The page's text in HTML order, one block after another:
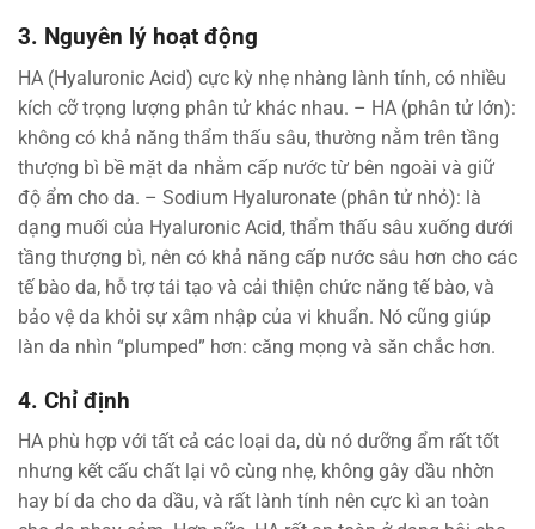
3. Nguyên lý hoạt động
HA (Hyaluronic Acid) cực kỳ nhẹ nhàng lành tính, có nhiều
kích cỡ trọng lượng phân tử khác nhau. – HA (phân tử lớn):
không có khả năng thẩm thấu sâu, thường nằm trên tầng
thượng bì bề mặt da nhằm cấp nước từ bên ngoài và giữ
độ ẩm cho da. – Sodium Hyaluronate (phân tử nhỏ): là
dạng muối của Hyaluronic Acid, thẩm thấu sâu xuống dưới
tầng thượng bì, nên có khả năng cấp nước sâu hơn cho các
tế bào da, hỗ trợ tái tạo và cải thiện chức năng tế bào, và
bảo vệ da khỏi sự xâm nhập của vi khuẩn. Nó cũng giúp
làn da nhìn “plumped” hơn: căng mọng và săn chắc hơn.
4. Chỉ định
HA phù hợp với tất cả các loại da, dù nó dưỡng ẩm rất tốt
nhưng kết cấu chất lại vô cùng nhẹ, không gây dầu nhờn
hay bí da cho da dầu, và rất lành tính nên cực kì an toàn